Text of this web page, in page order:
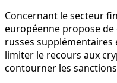
Concernant le secteur
européenne propose
russes
limiter le recours aux
contourner les